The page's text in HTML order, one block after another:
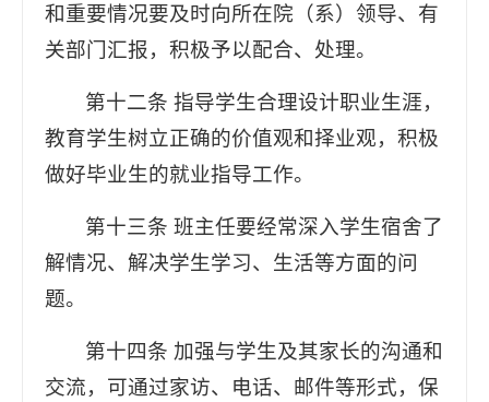
和重要情况要及时向所在院（系）领导、有
关部门汇报，积极予以配合、处理。
第十二条 指导学生合理设计职业生涯，
教育学生树立正确的价值观和择业观，积极
做好毕业生的就业指导工作。
第十三条 班主任要经常深入学生宿舍了
解情况、解决学生学习、生活等方面的问
题。
第十四条 加强与学生及其家长的沟通和
交流，可通过家访、电话、邮件等形式，保